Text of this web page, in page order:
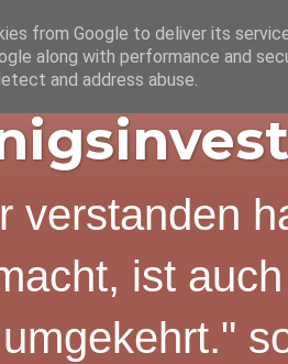
verstanden
ist
from Google to deliver its
along with performance and
and address abuse.